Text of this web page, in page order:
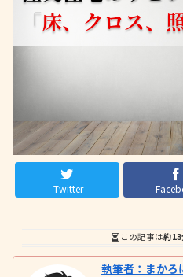
Twitter
この記事は約
執筆者：まかろ